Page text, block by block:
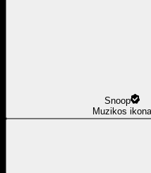
Snoop
Muzikos ikona